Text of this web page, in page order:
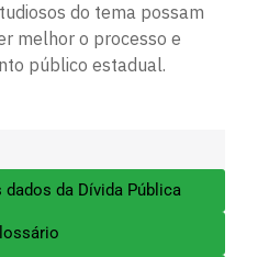
do tema possam
melhor o processo e
público estadual.
da Dívida Pública